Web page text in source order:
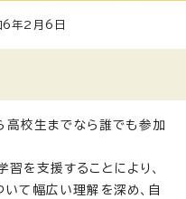
年2月6日
高校生までなら誰でも参加
を支援することにより、
て幅広い理解を深め、自